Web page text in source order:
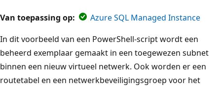
Van toepassing op:
Azure SQL Managed Instance
In dit voorbeeld van een PowerShell-script wordt een
beheerd exemplaar gemaakt in een toegewezen subnet
binnen een nieuw virtueel netwerk. Ook worden er een
routetabel en een netwerkbeveiligingsgroep voor het